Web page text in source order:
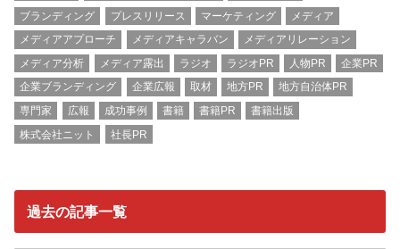
ブランディング
プレスリリース マーケティング
メディア
メディアアプローチ
メディアキャラバン
メディアリレーション
メディア分析
メディア露出 ラジオ ラジオPR 人物PR
企業PR
企業ブランディング
企業広報 取材 地方PR
地方自治体PR
専門家
広報 成功事例 書籍 書籍PR
書籍出版
株式会社ニット
社長PR
過去の記事一覧